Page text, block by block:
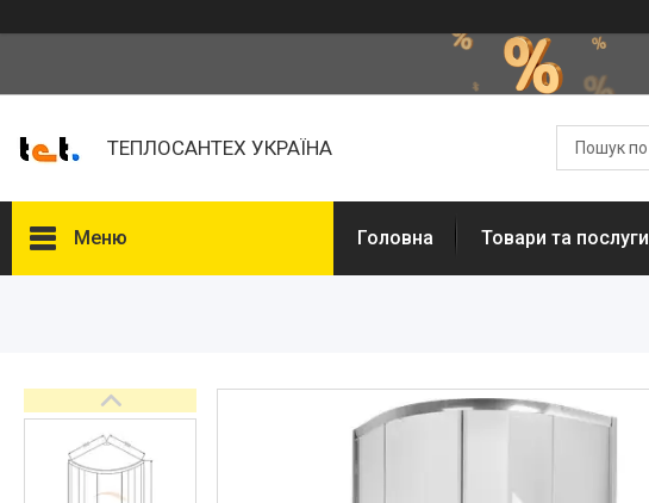
ТЕПЛОСАНТЕХ УКРАЇНА
Меню Головна Товари та послуги